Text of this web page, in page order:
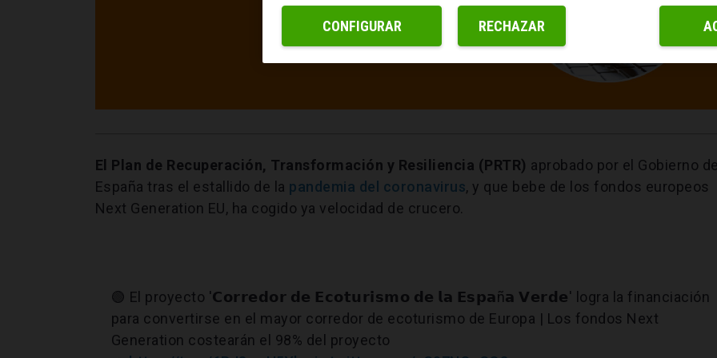
El Plan de Recuperación, Transformación y Resiliencia (PRTR) aprobado por el Gobierno
España tras el estallido de la pandemia del coronavirus, y que bebe de los fondos europeos
Next Generation EU, ha cogido ya velocidad de crucero.
🟢 El proyecto '𝗖𝗼𝗿𝗿𝗲𝗱𝗼𝗿 𝗱𝗲 𝗘𝗰𝗼𝘁𝘂𝗿𝗶𝘀𝗺𝗼 𝗱𝗲 𝗹𝗮 𝗘𝘀𝗽𝗮ñ𝗮 𝗩𝗲𝗿𝗱𝗲' logra la financiación
para convertirse en el mayor corredor de ecoturismo de Europa | Los fondos Next
Generation costearán el 98% del proyecto
RECHAZAR
CONFIGURAR